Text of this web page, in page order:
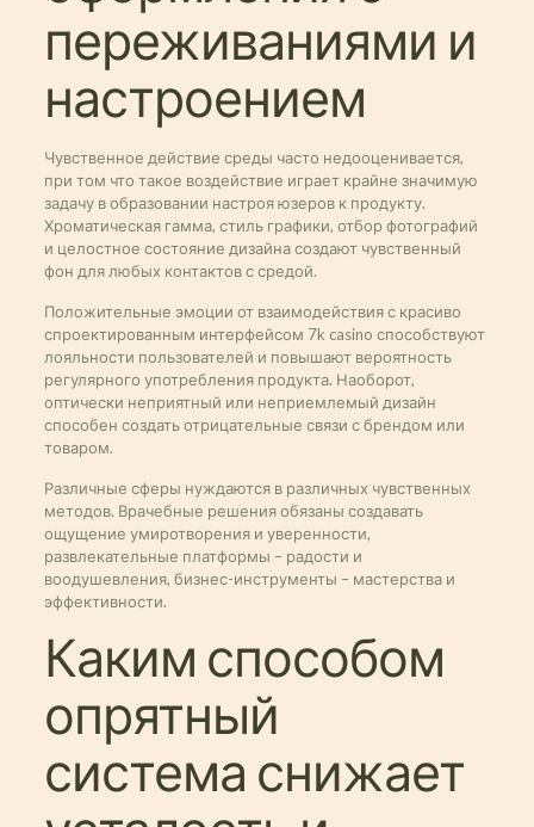
переживаниями и
настроением
Чувственное действие среды часто недооценивается,
при том что такое воздействие играет крайне значимую
задачу в образовании настроя юзеров к продукту.
Хроматическая гамма, стиль графики, отбор фотографий
и целостное состояние дизайна создают чувственный
фон для любых контактов с средой.
Положительные эмоции от взаимодействия с красиво
спроектированным интерфейсом 7k casino способствуют
лояльности пользователей и повышают вероятность
регулярного употребления продукта. Наоборот,
оптически неприятный или неприемлемый дизайн
способен создать отрицательные связи с брендом или
товаром.
Различные сферы нуждаются в различных чувственных
методов. Врачебные решения обязаны создавать
ощущение умиротворения и уверенности,
развлекательные платформы – радости и
воодушевления, бизнес-инструменты – мастерства и
эффективности.
Каким способом
опрятный
система снижает